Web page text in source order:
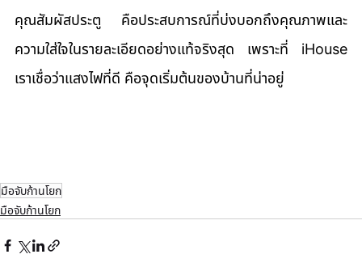
คุณสัมผัสประตู คือประสบการณ์ที่บ่งบอกถึงคุณภาพและ
ความใส่ใจในรายละเอียดอย่างแท้จริงสุด เพราะที่ iHouse
เราเชื่อว่าแสงไฟที่ดี คือจุดเริ่มต้นของบ้านที่น่าอยู่
มือจับก้านโยก
มือจับก้านโยก